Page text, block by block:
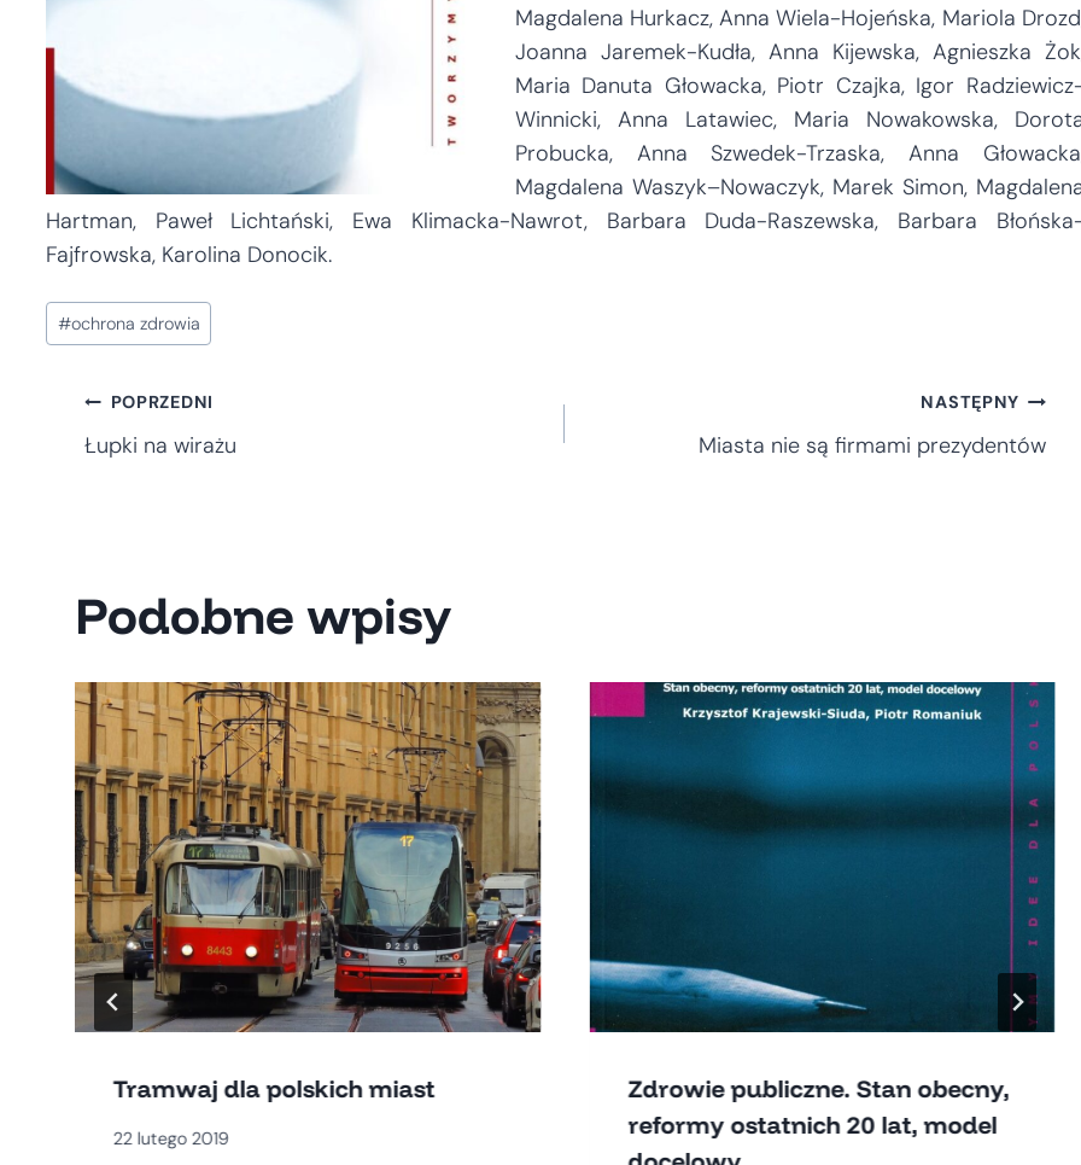
Magdalena Hurkacz, Anna Wiela-Hojeńska, Mariola
Joanna Jaremek-Kudła, Anna Kijewska, Agnieszka
Maria Danuta Głowacka, Piotr Czajka, Igor
Winnicki, Anna Latawiec, Maria Nowakowska,
Probucka, Anna Szwedek-Trzaska, Anna
Magdalena Waszyk–Nowaczyk, Marek Simon,
Hartman, Paweł Lichtański, Ewa Klimacka-Nawrot, Barbara Duda-Raszewska, Barbara
Fajfrowska, Karolina Donocik.
Tagi
wpisu:
#ochrona zdrowia
Nawigacja
POPRZEDNI
Łupki na wirażu
NASTĘPNY
Miasta nie są firmami prezydentów
Podobne wpisy
Tramwaj dla polskich miast
22 lutego 2019
Zdrowie publiczne. Stan obecny,
reformy ostatnich 20 lat, model